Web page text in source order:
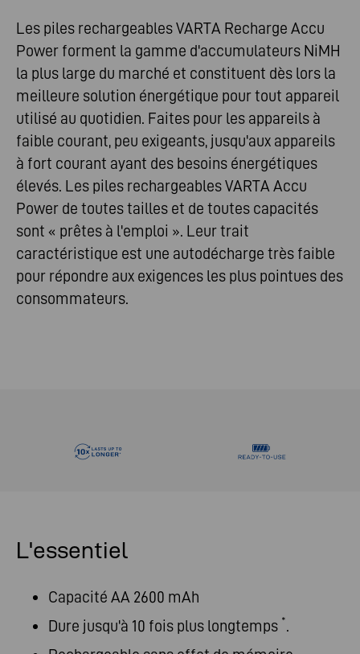
Les piles rechargeables VARTA Recharge Accu
Power forment la gamme d'accumulateurs NiMH
la plus large du marché et constituent dès lors la
meilleure solution énergétique pour tout appareil
utilisé au quotidien. Faites pour les appareils à
faible courant, peu exigeants, jusqu'aux appareils
à fort courant ayant des besoins énergétiques
élevés. Les piles rechargeables VARTA Accu
Power de toutes tailles et de toutes capacités
sont « prêtes à l'emploi ». Leur trait
caractéristique est une autodécharge très faible
pour répondre aux exigences les plus pointues des
consommateurs.
L'essentiel
Capacité AA 2600 mAh
Dure jusqu'à 10 fois plus longtemps *.